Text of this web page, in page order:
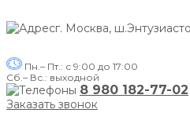
г. Москва,
Пн.– Пт.: с 9:00 до 17:00
Сб.– Вс.: выходной
8 980 182-77-02
Заказать звонок